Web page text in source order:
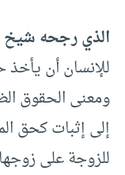
الذي رجحه شيخ
للإنسان أن يأخذ
ومعنى الحقوق
إلى إثبات كحق
للزوجة على